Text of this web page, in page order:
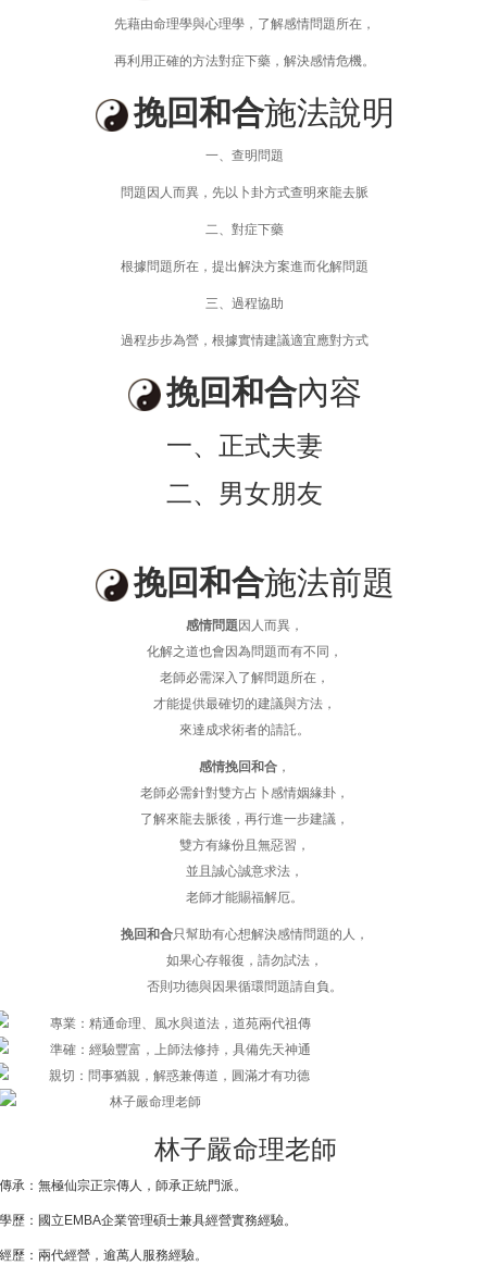
先藉由命理學與心理學，了解感情問題所在，
再利用正確的方法對症下藥，解決感情危機。
挽回和合施法說明
一、查明問題
問題因人而異，先以卜卦方式查明來龍去脈
二、對症下藥
根據問題所在，提出解決方案進而化解問題
三、過程協助
過程步步為營，根據實情建議適宜應對方式
挽回和合內容
一、正式夫妻
二、男女朋友
挽回和合施法前題
感情問題 因人而異，
化解之道也會因為問題而有不同，
老師必需深入了解問題所在，
才能提供最確切的建議與方法，
來達成求術者的請託。
感情挽回和合 ，
老師必需針對雙方占卜感情姻緣卦，
了解來龍去脈後，再行進一步建議，
雙方有緣份且無惡習，
並且誠心誠意求法，
老師才能賜福解厄。
挽回和合只幫助有心想解決感情問題的人，
如果心存報復，請勿試法，
否則功德與因果循環問題請自負。
林子嚴命理老師
傳承：無極仙宗正宗傳人，師承正統門派。
學歷：國立EMBA企業管理碩士兼具經營實務經驗。
經歷：兩代經營，逾萬人服務經驗。